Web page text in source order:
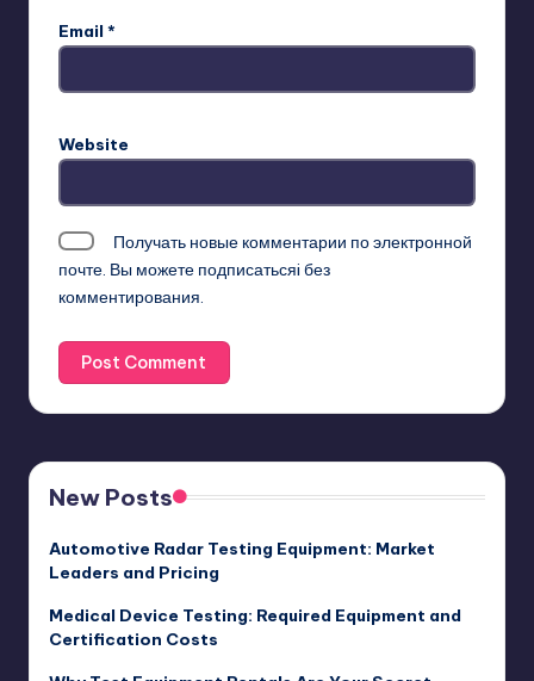
Email *
Website
Получать новые комментарии по электронной
почте. Вы можете подписатьсяi без
комментирования.
New Posts
Automotive Radar Testing Equipment: Market
Leaders and Pricing
Medical Device Testing: Required Equipment and
Certification Costs